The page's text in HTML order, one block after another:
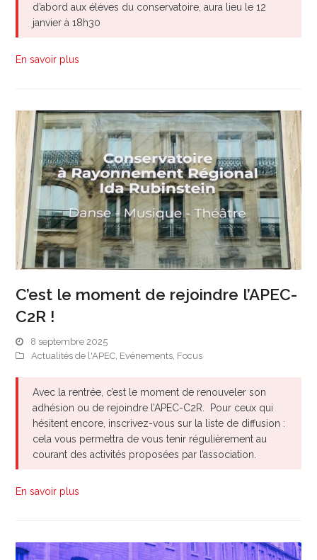
d’abord aux élèves du conservatoire, aura lieu le 12
janvier à 18h30
En savoir plus
C’est le moment de rejoindre l’APEC-
C2R !
8 septembre 2025
Actualités de l'APEC, Evénements, Focus
Avec la rentrée, c’est le moment de renouveler son
adhésion ou de rejoindre l’APEC-C2R. Pour ceux qui
hésitent encore, inscrivez-vous sur la liste de diffusion :
cela vous permettra de vous tenir régulièrement au
courant des activités proposées par l’association.
En savoir plus